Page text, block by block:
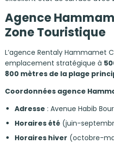
Agence
Zone Touristique
L’agence Rentaly Hammamet
emplacement stratégique à
800 mètres de la plage
Coordonnées agence
Adresse : Avenue Habib
Horaires été (juin-
Horaires hiver (octobre-